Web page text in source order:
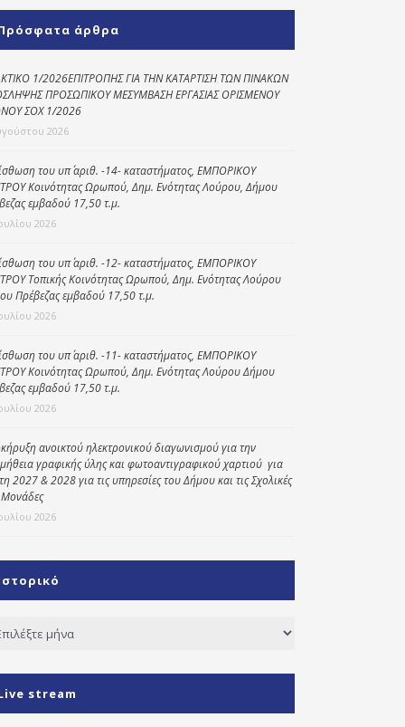
Κοινωνικό
παντοπωλείο
Kοινωνικό
φαρμακείο
Πρόγραμμα
Κέντρο Ημερήσιας
Φροντίδας
Ηλικιωμένων
(Κ.Η.Φ.Η.) Πρέβεζας
άρθρα
1/2026ΕΠΙΤΡΟΠΗΣ ΓΙΑ ΤΗΝ ΚΑΤΑΡΤΙΣΗ ΤΩΝ ΠΙΝΑΚΩΝ
ΠΡΟΣΩΠΙΚΟΥ ΜΕΣΥΜΒΑΣΗ ΕΡΓΑΣΙΑΣ ΟΡΙΣΜΕΝΟΥ
ΣΟΧ 1/2026
2026
του υπ΄ αριθ. -14- καταστήματος, ΕΜΠΟΡΙΚΟΥ
Κοινότητας Ωρωπού, Δημ. Ενότητας Λούρου, Δήμου
εμβαδού 17,50 τ.μ.
2026
του υπ΄ αριθ. -12- καταστήματος, ΕΜΠΟΡΙΚΟΥ
Τοπικής Κοινότητας Ωρωπού, Δημ. Ενότητας Λούρου
Πρέβεζας εμβαδού 17,50 τ.μ.
2026
του υπ΄ αριθ. -11- καταστήματος, ΕΜΠΟΡΙΚΟΥ
Κοινότητας Ωρωπού, Δημ. Ενότητας Λούρου Δήμου
εμβαδού 17,50 τ.μ.
2026
ανοικτού ηλεκτρονικού διαγωνισμού για την
γραφικής ύλης και φωτοαντιγραφικού χαρτιού για
2027 & 2028 για τις υπηρεσίες του Δήμου και τις Σχολικές
2026
stream